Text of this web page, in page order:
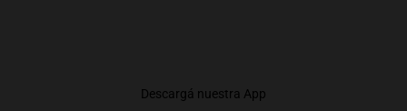
Descargá nuestra App